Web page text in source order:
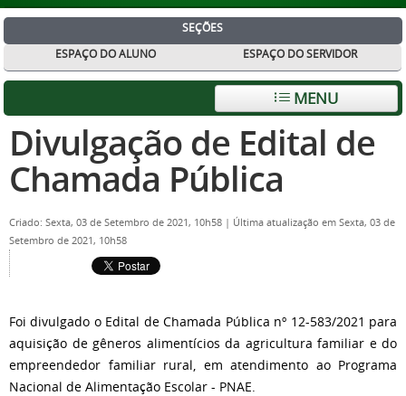
SEÇÕES
ESPAÇO DO ALUNO
ESPAÇO DO SERVIDOR
MENU
Divulgação de Edital de
Chamada Pública
Criado: Sexta, 03 de Setembro de 2021, 10h58 | Última atualização em Sexta, 03 de
Setembro de 2021, 10h58
Foi divulgado o Edital de Chamada Pública nº 12-583/2021 para
aquisição de gêneros alimentícios da agricultura familiar e do
empreendedor familiar rural, em atendimento ao Programa
Nacional de Alimentação Escolar - PNAE.